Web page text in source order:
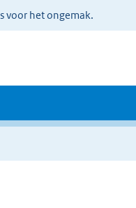
voor het ongemak.